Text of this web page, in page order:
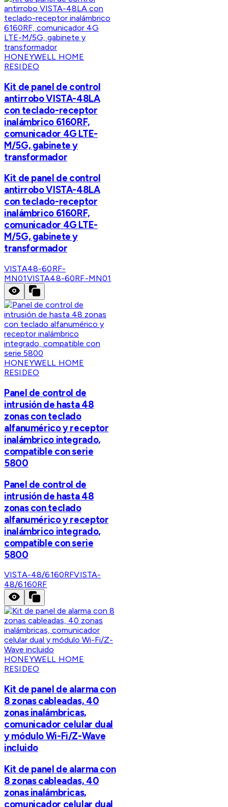
HONEYWELL HOME
RESIDEO
Kit de panel de control
antirrobo VISTA-48LA
con teclado-receptor
inalámbrico 6160RF,
comunicador 4G LTE-
M/5G, gabinete y
transformador
Kit de panel de control
antirrobo VISTA-48LA
con teclado-receptor
inalámbrico 6160RF,
comunicador 4G LTE-
M/5G, gabinete y
transformador
VISTA48-60RF-
MN01VISTA48-60RF-MN01
HONEYWELL HOME
RESIDEO
Panel de control de
intrusión de hasta 48
zonas con teclado
alfanumérico y receptor
inalámbrico integrado,
compatible con serie
5800
Panel de control de
intrusión de hasta 48
zonas con teclado
alfanumérico y receptor
inalámbrico integrado,
compatible con serie
5800
VISTA-48/6160RFVISTA-
48/6160RF
HONEYWELL HOME
RESIDEO
Kit de panel de alarma con
8 zonas cableadas, 40
zonas inalámbricas,
comunicador celular dual
y módulo Wi-Fi/Z-Wave
incluido
Kit de panel de alarma con
8 zonas cableadas, 40
zonas inalámbricas,
comunicador celular dual